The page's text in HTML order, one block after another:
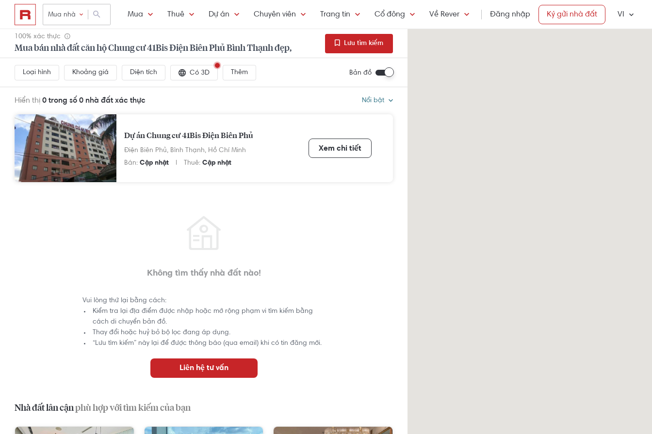
Mua nhà Mua Thuê Dự án Chuyên viên Trang tin Cổ đông Về Rever Đăng nhập Ký gửi nhà đất VI
100% xác thực
Mua bán nhà đất căn hộ Chung cư 41Bis Điện Biên Phủ Bình Thạnh đẹp,
Lưu tìm kiếm
Loại hình Khoảng giá Diện tích Có 3D Thêm Bản đồ
Hiển thị 0 trong số 0 nhà đất xác thực Nổi bật
Dự án Chung cư 41Bis Điện Biên Phủ
Điện Biên Phủ, Bình Thạnh, Hồ Chí Minh
Bán: Cập nhật Thuê: Cập nhật
Xem chi tiết
Không tìm thấy nhà đất nào!
Vui lòng thử lại bằng cách:
Kiểm tra lại địa điểm được nhập hoặc mở rộng phạm vi tìm kiếm bằng
cách di chuyển bản đồ.
Thay đổi hoặc huỷ bỏ bộ lọc đang áp dụng.
“Lưu tìm kiếm” này lại để được thông báo (qua email) khi có tin đăng mới.
Liên hệ tư vấn
Nhà đất lân cậnphù hợp với tìm kiếm của bạn